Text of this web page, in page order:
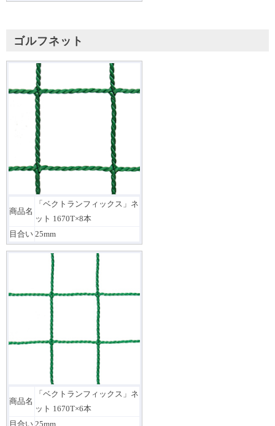
ゴルフネット
商品名
「ベクトランフィックス」ネ
ット 1670T×8本
目合い 25mm
商品名
「ベクトランフィックス」ネ
ット 1670T×6本
目合い 25mm